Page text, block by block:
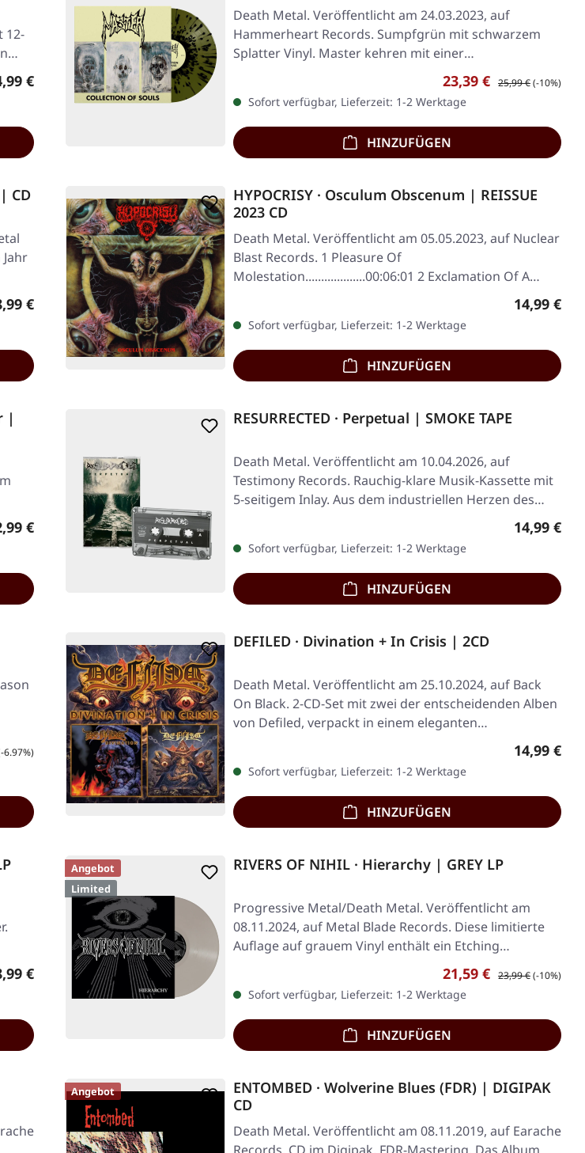
12-
Preis:
€
Death Metal. Veröffentlicht am 24.03.2023, auf
Hammerheart Records. Sumpfgrün mit schwarzem
Splatter Vinyl. Master kehren mit einer
Verkaufspreis:
23,39 € Regulärer Preis:
25,99 €(-10%)
Sofort verfügbar, Lieferzeit: 1-2 Werktage
HINZUFÜGEN
CD
Preis:
€
HYPOCRISY · Osculum Obscenum | REISSUE
2023 CD
Death Metal. Veröffentlicht am 05.05.2023, auf Nuclear
Blast Records. 1 Pleasure Of
Molestation...................00:06:01 2 Exclamation Of A…
Regulärer
14,99 €
Sofort verfügbar, Lieferzeit: 1-2 Werktage
HINZUFÜGEN
|
Preis:
€
RESURRECTED · Perpetual | SMOKE TAPE
Death Metal. Veröffentlicht am 10.04.2026, auf
Testimony Records. Rauchig-klare Musik-Kassette mit
5-seitigem Inlay. Aus dem industriellen Herzen des…
Regulärer
14,99 €
Sofort verfügbar, Lieferzeit: 1-2 Werktage
HINZUFÜGEN
Preis:
6.97%)
DEFILED · Divination + In Crisis | 2CD
Death Metal. Veröffentlicht am 25.10.2024, auf Back
On Black. 2-CD-Set mit zwei der entscheidenden Alben
von Defiled, verpackt in einem eleganten…
Regulärer
14,99 €
Sofort verfügbar, Lieferzeit: 1-2 Werktage
HINZUFÜGEN
Preis:
€
Angebot
Limited
RIVERS OF NIHIL · Hierarchy | GREY LP
Progressive Metal/Death Metal. Veröffentlicht am
08.11.2024, auf Metal Blade Records. Diese limitierte
Auflage auf grauem Vinyl enthält ein Etching…
Verkaufspreis:
21,59 € Regulärer Preis:
23,99 €(-10%)
Sofort verfügbar, Lieferzeit: 1-2 Werktage
HINZUFÜGEN
Angebot
ENTOMBED · Wolverine Blues (FDR) | DIGIPAK
CD
Death Metal. Veröffentlicht am 08.11.2019, auf Earache